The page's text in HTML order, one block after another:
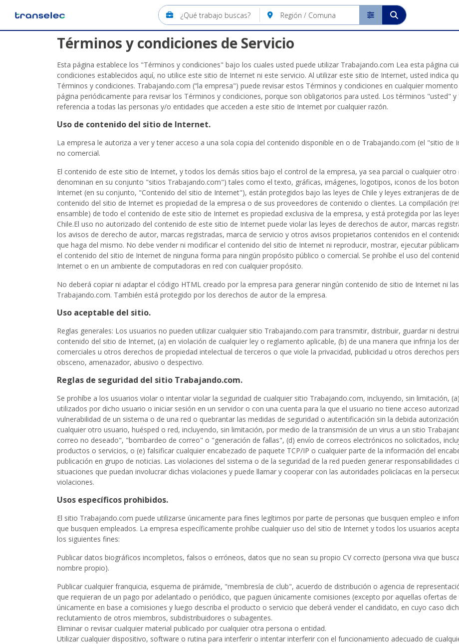
Términos y condiciones de Servicio
Esta página establece los "Términos y condiciones" bajo los cuales usted puede utilizar Trabajando.com Lea esta página
condiciones establecidos aquí, no utilice este sitio de Internet ni este servicio. Al utilizar este sitio de Internet, usted indica
Términos y condiciones. Trabajando.com (“la empresa") puede revisar estos Términos y condiciones en cualquier
página periódicamente para revisar los Términos y condiciones, porque son obligatorios para usted. Los términos "usted"
referencia a todas las personas y/o entidades que acceden a este sitio de Internet por cualquier razón.
Uso de contenido del sitio de Internet.
La empresa le autoriza a ver y tener acceso a una sola copia del contenido disponible en o de Trabajando.com (el "sitio
no comercial.
El contenido de este sitio de Internet, y todos los demás sitios bajo el control de la empresa, ya sea parcial o cualquier
denominan en su conjunto "sitios Trabajando.com") tales como el texto, gráficas, imágenes, logotipos, iconos de los
Internet (en su conjunto, "Contenido del sitio de Internet"), están protegidos bajo las leyes de Chile y leyes extranjeras de
contenido del sitio de Internet es propiedad de la empresa o de sus proveedores de contenido o clientes. La compilación
ensamble) de todo el contenido de este sitio de Internet es propiedad exclusiva de la empresa, y está protegida por las
Chile.El uso no autorizado del contenido de este sitio de Internet puede violar las leyes de derechos de autor, marcas
los avisos de derecho de autor, marcas registradas, marca de servicio y otros avisos propietarios contenidos en el
que haga del mismo. No debe vender ni modificar el contenido del sitio de Internet ni reproducir, mostrar, ejecutar
el contenido del sitio de Internet de ninguna forma para ningún propósito público o comercial. Se prohíbe el uso del
Internet o en un ambiente de computadoras en red con cualquier propósito.
No deberá copiar ni adaptar el código HTML creado por la empresa para generar ningún contenido de sitio de Internet ni
Trabajando.com. También está protegido por los derechos de autor de la empresa.
Uso aceptable del sitio.
Reglas generales: Los usuarios no pueden utilizar cualquier sitio Trabajando.com para transmitir, distribuir, guardar ni
contenido del sitio de Internet, (a) en violación de cualquier ley o reglamento aplicable, (b) de una manera que infrinja los
comerciales u otros derechos de propiedad intelectual de terceros o que viole la privacidad, publicidad u otros derechos
obsceno, amenazador, abusivo o despectivo.
Reglas de seguridad del sitio Trabajando.com.
Se prohíbe a los usuarios violar o intentar violar la seguridad de cualquier sitio Trabajando.com, incluyendo, sin limitación,
utilizados por dicho usuario o iniciar sesión en un servidor o con una cuenta para la que el usuario no tiene acceso
vulnerabilidad de un sistema o de una red o quebrantar las medidas de seguridad o autentificación sin la debida
cualquier otro usuario, huésped o red, incluyendo, sin limitación, por medio de la transmisión de un virus a un sitio
correo no deseado", "bombardeo de correo" o "generación de fallas", (d) envío de correos electrónicos no solicitados,
productos o servicios, o (e) falsificar cualquier encabezado de paquete TCP/IP o cualquier parte de la información del
publicación en grupo de noticias. Las violaciones del sistema o de la seguridad de la red pueden generar responsabilidades
situaciones que puedan involucrar dichas violaciones y puede llamar y cooperar con las autoridades policíacas en la
violaciones.
Usos específicos prohibidos.
El sitio Trabajando.com puede utilizarse únicamente para fines legítimos por parte de personas que busquen empleo e
que busquen empleados. La empresa específicamente prohíbe cualquier uso del sitio de Internet y todos los usuarios
los siguientes fines:
Publicar datos biográficos incompletos, falsos o erróneos, datos que no sean su propio CV correcto (persona viva que
nombre propio).
Publicar cualquier franquicia, esquema de pirámide, "membresía de club", acuerdo de distribución o agencia de
que requieran de un pago por adelantado o periódico, que paguen únicamente comisiones (excepto por aquellas ofertas
únicamente en base a comisiones y luego describa el producto o servicio que deberá vender el candidato, en cuyo caso
reclutamiento de otros miembros, subdistribuidores o subagentes.
Eliminar o revisar cualquier material publicado por cualquier otra persona o entidad.
Utilizar cualquier dispositivo, software o rutina para interferir o intentar interferir con el funcionamiento adecuado de